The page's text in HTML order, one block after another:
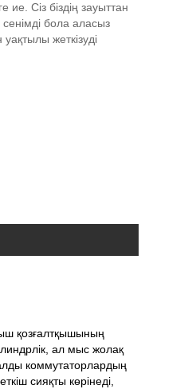
ие. Сіз біздің зауыттан
бола аласыз
жеткізуді
қозғалтқышының
ал мыс жолақ
коммутаторлардың
сияқты көрінеді,